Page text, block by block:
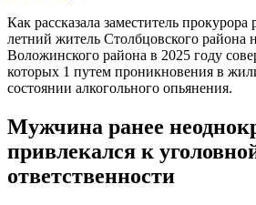
Как рассказала заместитель прокурора
летний житель Столбцовского района
Воложинского района в 2025 году
которых 1 путем проникновения в
состоянии алкогольного опьянения.
Мужчина ранее
привлекался к
ответственности